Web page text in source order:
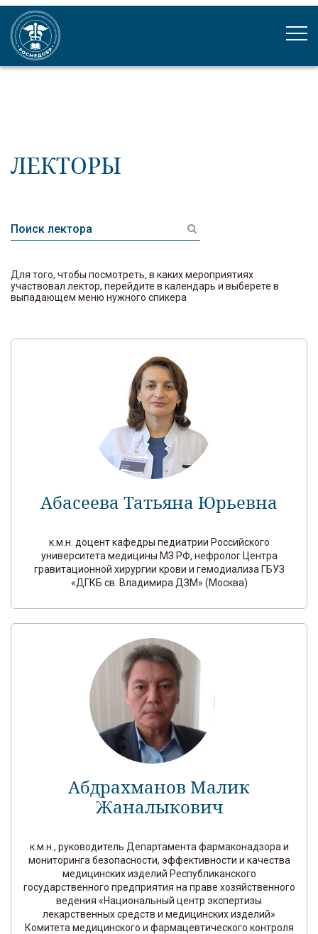
ЛЕКТОРЫ
Для того, чтобы посмотреть, в каких мероприятиях
участвовал лектор, перейдите в календарь и выберете в
выпадающем меню нужного спикера
Абасеева Татьяна Юрьевна
к.м.н. доцент кафедры педиатрии Российского
университета медицины МЗ РФ, нефролог Центра
гравитационной хирургии крови и гемодиализа ГБУЗ
«ДГКБ св. Владимира ДЗМ» (Москва)
Абдрахманов Малик
Жаналыкович
к.м.н., руководитель Департамента фармаконадзора и
мониторинга безопасности, эффективности и качества
медицинских изделий Республиканского
государственного предприятия на праве хозяйственного
ведения «Национальный центр экспертизы
лекарственных средств и медицинских изделий»
Комитета медицинского и фармацевтического контроля